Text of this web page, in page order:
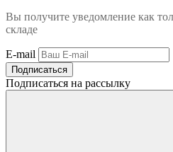
Вы получите уведомление как
складе
E-mail
Подписаться
Подписаться на рассылку